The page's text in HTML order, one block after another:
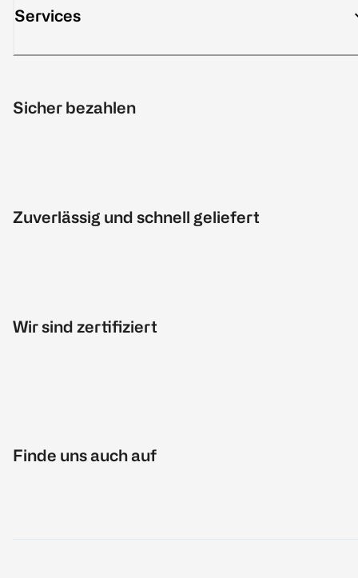
Services
Sicher bezahlen
Zuverlässig und schnell geliefert
Wir sind zertifiziert
Finde uns auch auf